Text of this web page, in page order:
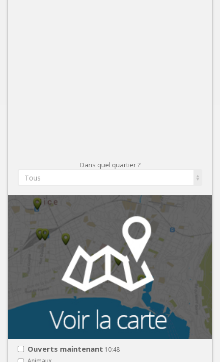
Dans quel quartier ?
Tous
Ouverts maintenant 10:48